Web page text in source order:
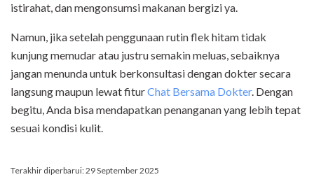
istirahat, dan mengonsumsi makanan bergizi ya.
Namun, jika setelah penggunaan rutin flek hitam tidak
kunjung memudar atau justru semakin meluas, sebaiknya
jangan menunda untuk berkonsultasi dengan dokter secara
langsung maupun lewat fiturChat Bersama Dokter. Dengan
begitu, Anda bisa mendapatkan penanganan yang lebih tepat
sesuai kondisi kulit.
Terakhir diperbarui: 29 September 2025